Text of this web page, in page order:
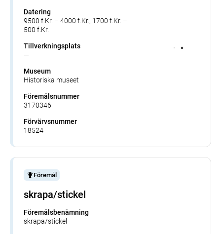
Datering
9500 f.Kr. – 4000 f.Kr., 1700 f.Kr. –
500 f.Kr.
Tillverkningsplats
—
Museum
Historiska museet
Föremålsnummer
3170346
Förvärvsnummer
18524
Föremål
skrapa/stickel
Föremålsbenämning
skrapa/stickel